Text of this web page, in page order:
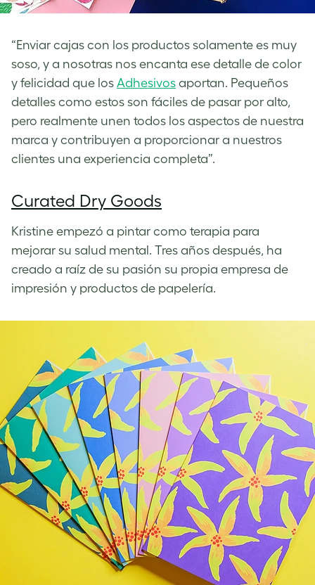
“Enviar cajas con los productos solamente es muy
soso, y a nosotras nos encanta ese detalle de color
y felicidad que los Adhesivos aportan. Pequeños
detalles como estos son fáciles de pasar por alto,
pero realmente unen todos los aspectos de nuestra
marca y contribuyen a proporcionar a nuestros
clientes una experiencia completa”.
Curated Dry Goods
Kristine empezó a pintar como terapia para
mejorar su salud mental. Tres años después, ha
creado a raíz de su pasión su propia empresa de
impresión y productos de papelería.